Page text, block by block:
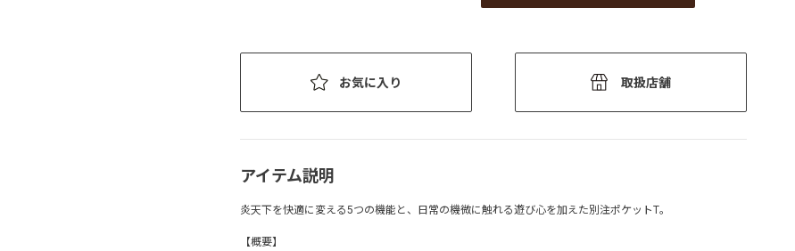
お気に入り 取扱店舗
アイテム説明
炎天下を快適に変える5つの機能と、日常の機微に触れる遊び心を加えた別注ポケットT。
【概要】